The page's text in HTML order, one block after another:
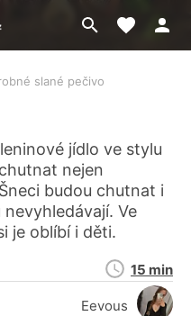
Přejít
na
Moje
slané pečivo
jídlo ve stylu
nejen
budou chutnat i
Ve
je oblíbí i děti.
Eevous
Doba
přípravy
15 min